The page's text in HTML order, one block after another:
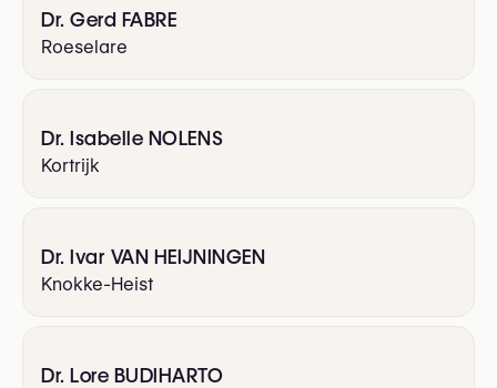
Dr. Gerd FABRE
Roeselare
Dr. Isabelle NOLENS
Kortrijk
Dr. Ivar VAN HEIJNINGEN
Knokke-Heist
Dr. Lore BUDIHARTO